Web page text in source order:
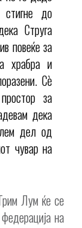
до
Струга
повеќе за
храбра и
Сѐ
за
дека
дел од
чувар на
Лум ќе се
на